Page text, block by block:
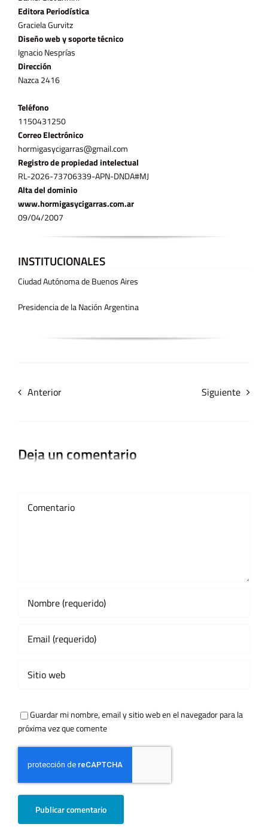
Editora Periodística
Graciela Gurvitz
Diseño web y soporte técnico
Ignacio Nesprías
Dirección
Nazca 2416
Teléfono
11­50431250
Correo Electrónico
hormigasycigarras@gmail.com
Registro de propiedad intelectual
RL-2026-73706339-APN-DNDA#MJ
Alta del dominio
www.hormigasycigarras.com.ar
09/04/2007
INSTITUCIONALES
Ciudad Autónoma de Buenos Aires
Presidencia de la Nación Argentina
Anterior Siguiente
Deja un comentario
Guardar mi nombre, email y sitio web en el navegador para la
próxima vez que comente